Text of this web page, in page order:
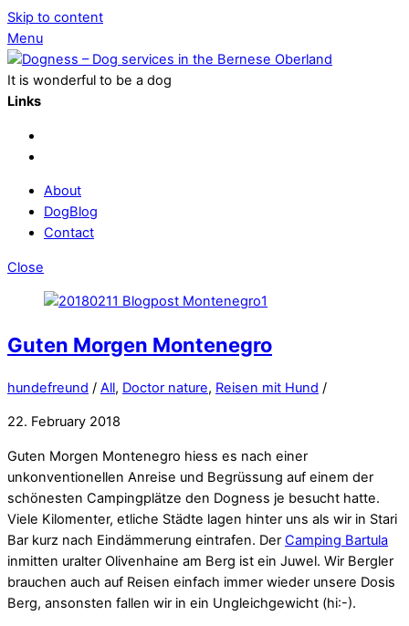
Skip to content
Menu
It is wonderful to be a dog
Links
About
DogBlog
Contact
Close
Guten Morgen Montenegro
hundefreund / All, Doctor nature, Reisen mit Hund /
22. February 2018
Guten Morgen Montenegro hiess es nach einer
unkonventionellen Anreise und Begrüssung auf einem der
schönesten Campingplätze den Dogness je besucht hatte.
Viele Kilomenter, etliche Städte lagen hinter uns als wir in Stari
Bar kurz nach Eindämmerung eintrafen. Der Camping Bartula
inmitten uralter Olivenhaine am Berg ist ein Juwel. Wir Bergler
brauchen auch auf Reisen einfach immer wieder unsere Dosis
Berg, ansonsten fallen wir in ein Ungleichgewicht (hi:-).